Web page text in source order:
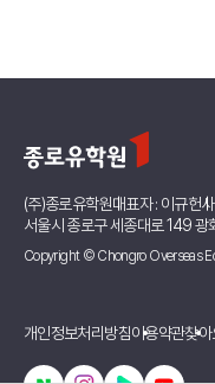
(주)종로유학원대표자 : 이규헌
서울시 종로구 세종대로 149
Copyright © Chongro Overseas
개인정보처리방침이용약관찾아